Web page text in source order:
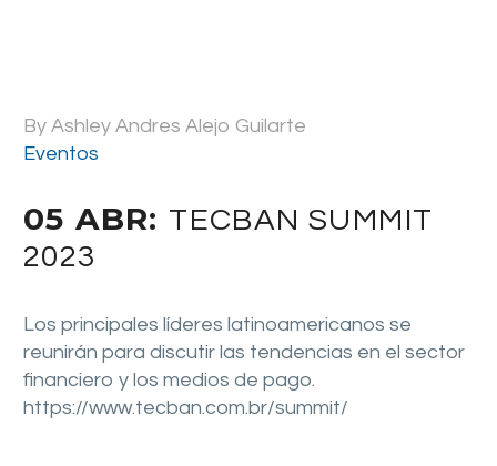
By Ashley Andres Alejo Guilarte
Eventos
05 ABR: TECBAN SUMMIT
2023
Los principales líderes latinoamericanos se
reunirán para discutir las tendencias en el sector
financiero y los medios de pago.
https://www.tecban.com.br/summit/